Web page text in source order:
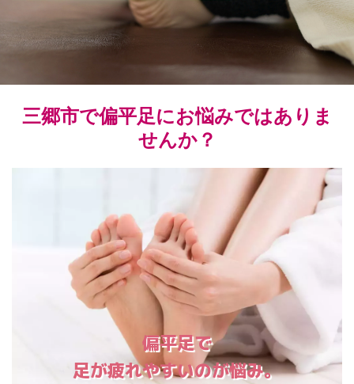
三郷市で偏平足にお悩みではありま
せんか？
偏平足で
足が疲れやすいのが悩み。